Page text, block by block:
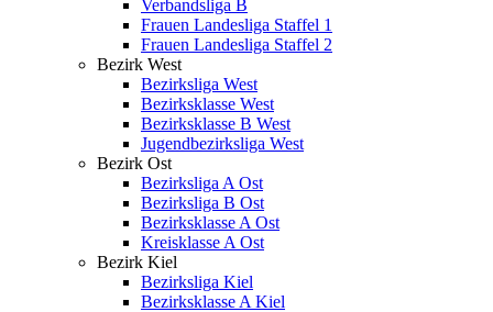
Verbandsliga B
Frauen Landesliga Staffel 1
Frauen Landesliga Staffel 2
Bezirk West
Bezirksliga West
Bezirksklasse West
Bezirksklasse B West
Jugendbezirksliga West
Bezirk Ost
Bezirksliga A Ost
Bezirksliga B Ost
Bezirksklasse A Ost
Kreisklasse A Ost
Bezirk Kiel
Bezirksliga Kiel
Bezirksklasse A Kiel